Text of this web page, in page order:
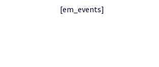
[em_events]